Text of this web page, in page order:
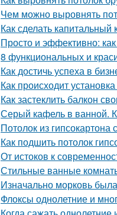
Чем можно выровнять
Как сделать
Просто и эффективно:
8 функциональных и
Как достичь успеха в
Как происходит
Как застеклить балкон
Серый кафель в ванной.
Потолок из
Как подшить потолок
От истоков к
Стильные ванные
Изначально морковь
Флоксы однолетние и